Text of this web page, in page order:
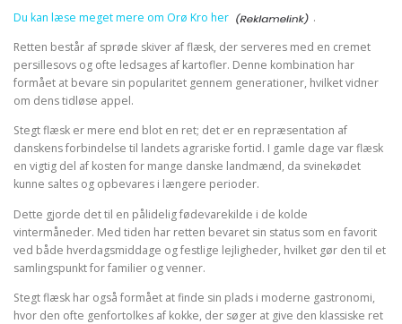
Du kan læse meget mere om Orø Kro her
.
Retten består af sprøde skiver af flæsk, der serveres med en cremet
persillesovs og ofte ledsages af kartofler. Denne kombination har
formået at bevare sin popularitet gennem generationer, hvilket vidner
om dens tidløse appel.
Stegt flæsk er mere end blot en ret; det er en repræsentation af
danskens forbindelse til landets agrariske fortid. I gamle dage var flæsk
en vigtig del af kosten for mange danske landmænd, da svinekødet
kunne saltes og opbevares i længere perioder.
Dette gjorde det til en pålidelig fødevarekilde i de kolde
vintermåneder. Med tiden har retten bevaret sin status som en favorit
ved både hverdagsmiddage og festlige lejligheder, hvilket gør den til et
samlingspunkt for familier og venner.
Stegt flæsk har også formået at finde sin plads i moderne gastronomi,
hvor den ofte genfortolkes af kokke, der søger at give den klassiske ret